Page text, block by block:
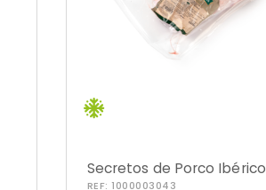
Secretos de Porco Ibérico
REF:1000003043